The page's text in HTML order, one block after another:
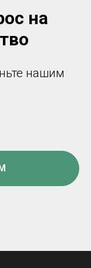
на
нашим